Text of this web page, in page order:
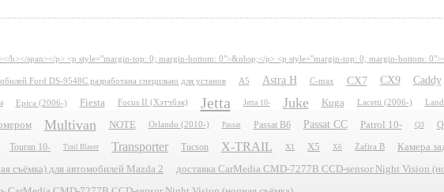
b></span></p> <p style="margin-top: 0; margin-bottom: 0">&nbsp;</p> <p style="margin-top: 0; margin-bottom:
Ford DS-9548C разработана специльно для установ A5 Astra H C-max CX7 CX9 Caddy
Epica (2006-) Fiesta Focus II (Хэтчбэк) Jetta Jetta 10- Juke Kuga Lacetti (2006-)
Multivan NOTE Orlando (2010-) Passat Passat B6 Passat CC Patrol 10- Q3
Touran 10- Trail Blaser Transporter Tucson X-TRAIL X1 X5 X6 Zafira B
Камера
съёмка) для автомобилей Mazda 2
доставка CarMedia CMD-7277B CCD-sensor Night Vision